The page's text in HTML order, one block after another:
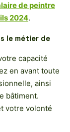
de peintre
2024.
le métier de
capacité
en avant toute
ainsi
bâtiment.
votre volonté